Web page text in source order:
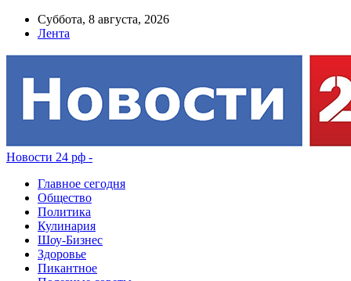
Суббота, 8 августа, 2026
Лента
Новости 24 рф -
Главное сегодня
Общество
Политика
Кулинария
Шоу-Бизнес
Здоровье
Пикантное